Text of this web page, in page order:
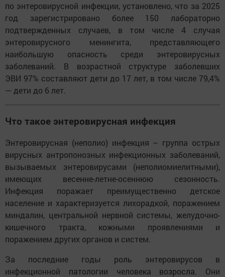
по энтеровирусной инфекции, установлено, что за 2025
год зарегистрировано более 150 лабораторно
подтвержденных случаев, в том числе 4 случая
энтеровирусного менингита, представляющего
наибольшую опасность среди энтеровирусных
заболеваний. В возрастной структуре заболевших
ЭВИ 97% составляют дети до 17 лет, в том числе 79,4%
— дети до 6 лет.
Что такое энтеровирусная инфекция
Энтеровирусная (неполио) инфекция – группа острых
вирусных антропонозных инфекционных заболеваний,
вызываемых энтеровирусами (неполиомиелитными),
имеющих весенне-летне-осеннюю сезонность.
Инфекция поражает преимущественно детское
население и характеризуется лихорадкой, поражением
миндалин, центральной нервной системы, желудочно-
кишечного тракта, кожными проявлениями и
поражением других органов и систем.
За последние годы роль энтеровирусов в
инфекционной патологии человека возросла. Они